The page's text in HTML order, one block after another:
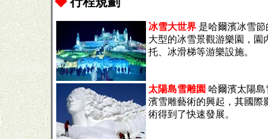
冰雪大世界 是哈爾濱冰雪
大型的冰雪景觀游樂園，園
托、冰滑梯等游樂設施。
太陽島雪雕園 哈爾濱太陽
濱雪雕藝術的興起，其國際
術得到了快速發展。